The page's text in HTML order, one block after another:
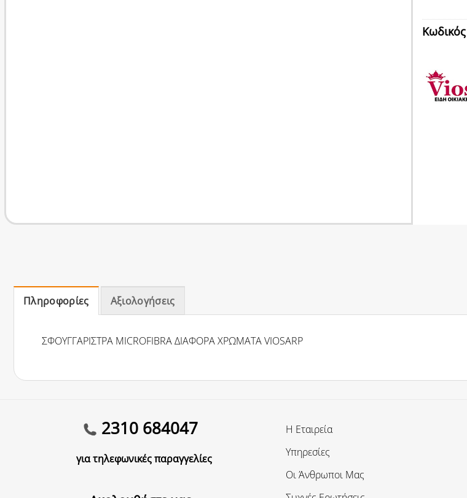
Πληροφορίες Αξιολογήσεις
ΣΦΟΥΓΓΑΡΙΣΤΡΑ MICROFIBRA ΔΙΑΦΟΡΑ ΧΡΩΜΑΤΑ VIOSARP
2310 684047
για τηλεφωνικές παραγγελίες
Η Εταιρεία
Υπηρεσίες
Οι Άνθρωποι Μας